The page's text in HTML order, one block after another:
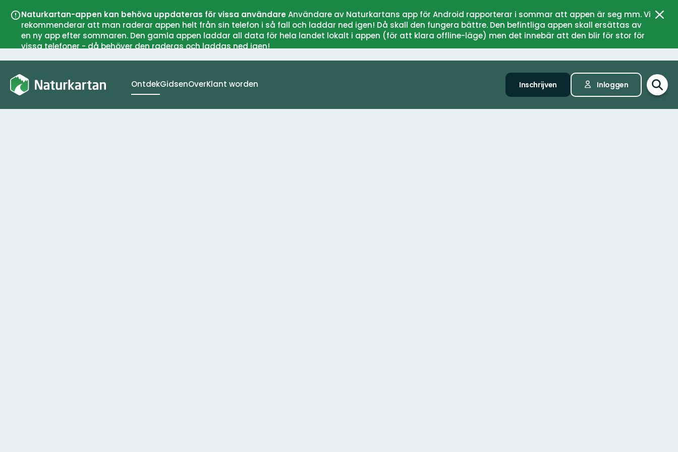
Naturkartan-appen kan behöva uppdateras för vissa användareAnvändare av Naturkartans app för Android rapporterar i sommar att appen är seg mm. Vi
rekommenderar att man raderar appen helt från sin telefon i så fall och laddar ned igen! Då skall den fungera bättre. Den befintliga appen skall ersättas av
en ny app efter sommaren. Den gamla appen laddar all data för hela landet lokalt i appen (för att klara offline-läge) men det innebär att den blir för stor för
vissa telefoner - då behöver den raderas och laddas ned igen!
OntdekGidsenOverKlant worden Inschrijven Inloggen
Naturkartan